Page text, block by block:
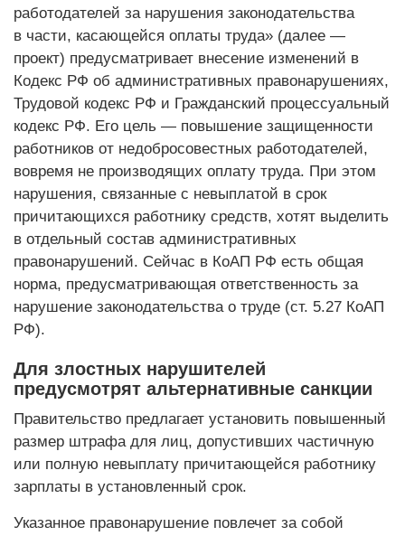
работодателей за нарушения законодательства
в части, касающейся оплаты труда» (далее —
проект) преду­сматривает внесение изменений в
Кодекс РФ об административных правонарушениях,
Трудовой кодекс РФ и Гражданский процессуальный
кодекс РФ. Его цель — повышение защищенности
работников от недобросовестных работодателей,
вовремя не производящих оплату труда. При этом
нарушения, связанные с невыплатой в срок
причитающихся работнику средств, хотят выделить
в отдельный состав административных
правонарушений. Сейчас в ­КоАП РФ есть общая
норма, предусматриваю­щая ответственность за
нарушение законодательства о труде (ст. 5.27 КоАП
РФ).
Для злостных нарушителей
предусмотрят альтернативные санкции
Правительство предлагает установить повышенный
размер штрафа для лиц, допустивших частичную
или полную невыплату причитающейся работнику
зарплаты в установленный срок.
Указанное правонарушение повлечет за собой